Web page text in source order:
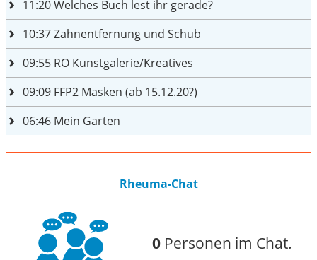
11:20Welches Buch lest ihr gerade?
10:37Zahnentfernung und Schub
09:55 RO Kunstgalerie/Kreatives
09:09 FFP2 Masken (ab 15.12.20?)
06:46 Mein Garten
Rheuma-Chat
0Personen im Chat.